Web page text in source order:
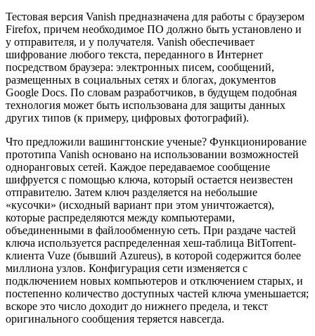
Тестовая версия Vanish предназначена для работы с браузером
Firefox, причем необходимое ПО должно быть установлено и
у отправителя, и у получателя. Vanish обеспечивает
шифрование любого текста, переданного в Интернет
посредством браузера: электронных писем, сообщений,
размещенных в социальных сетях и блогах, документов
Google Docs. По словам разработчиков, в будущем подобная
технология может быть использована для защиты данных
других типов (к примеру, цифровых фотографий).
Что предложили вашингтонские ученые? Функционирование
прототипа Vanish основано на использовании возможностей
одноранговых сетей. Каждое передаваемое сообщение
шифруется с помощью ключа, который остается неизвестен
отправителю. Затем ключ разделяется на небольшие
«кусочки» (исходный вариант при этом уничтожается),
которые распределяются между компьютерами,
объединенными в файлообменную сеть. При раздаче частей
ключа используется распределенная хеш-таблица BitTorrent-
клиента Vuze (бывший Azureus), в которой содержится более
миллиона узлов. Конфигурация сети изменяется с
подключением новых компьютеров и отключением старых, и
постепенно количество доступных частей ключа уменьшается;
вскоре это число доходит до нижнего предела, и текст
оригинального сообщения теряется навсегда.